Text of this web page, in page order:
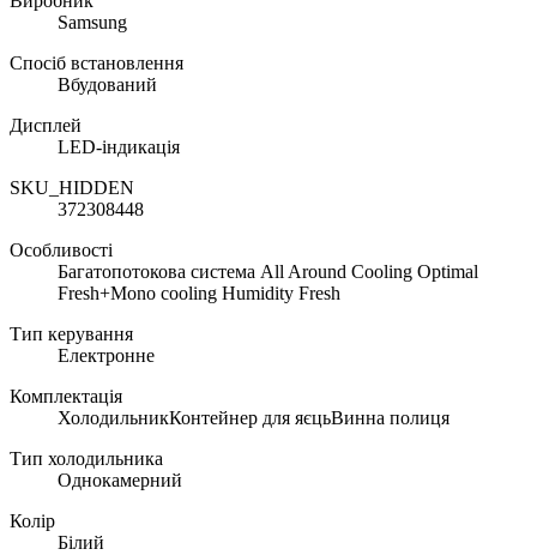
Samsung
Спосіб встановлення
Вбудований
Дисплей
LED-індикація
SKU_HIDDEN
372308448
Особливості
Багатопотокова система All Around Cooling Optimal
Fresh+Mono cooling Humidity Fresh
Тип керування
Електронне
Комплектація
ХолодильникКонтейнер для яєцьВинна полиця
Тип холодильника
Однокамерний
Колір
Білий